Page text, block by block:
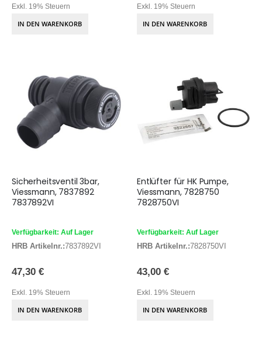
Exkl. 19% Steuern
IN DEN WARENKORB
Exkl. 19% Steuern
IN DEN WARENKORB
Sicherheitsventil 3bar,
Viessmann, 7837892
7837892VI
Verfügbarkeit: Auf Lager
HRB Artikelnr.:7837892VI
47,30 €
Exkl. 19% Steuern
IN DEN WARENKORB
Entlüfter für HK Pumpe,
Viessmann, 7828750
7828750VI
Verfügbarkeit: Auf Lager
HRB Artikelnr.:7828750VI
43,00 €
Exkl. 19% Steuern
IN DEN WARENKORB